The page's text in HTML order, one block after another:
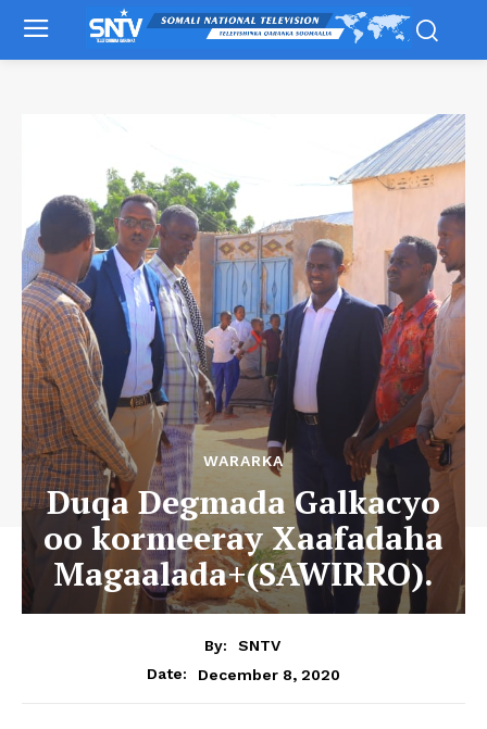
WARARKA
Duqa Degmada Galkacyo
oo kormeeray Xaafadaha
Magaalada+(SAWIRRO).
By:
SNTV
Date:
December 8, 2020